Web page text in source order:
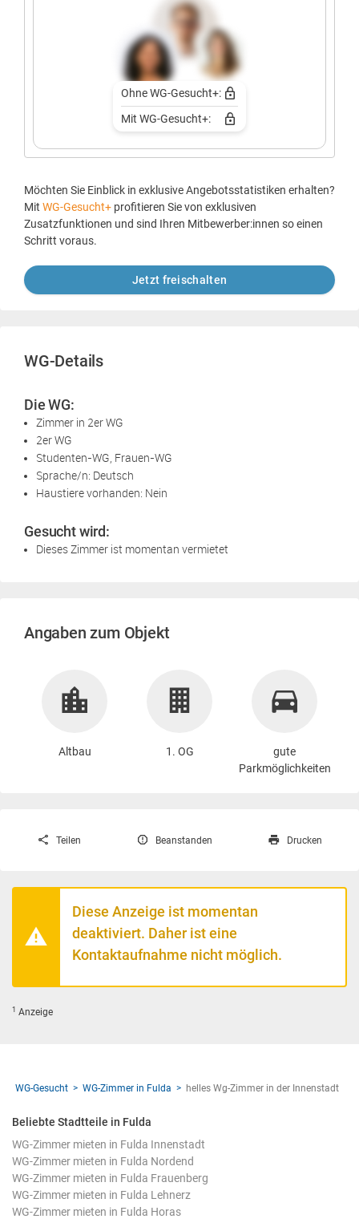
Ohne WG-Gesucht+:
Mit WG-Gesucht+:
Möchten Sie Einblick in exklusive Angebotsstatistiken erhalten?
Mit WG-Gesucht+ profitieren Sie von exklusiven
Zusatzfunktionen und sind Ihren Mitbewerber:innen so einen
Schritt voraus.
Jetzt freischalten
WG-Details
Die WG:
Zimmer in 2er WG
2er WG
Studenten-WG, Frauen-WG
Sprache/n: Deutsch
Haustiere vorhanden: Nein
Gesucht wird:
Dieses Zimmer ist momentan vermietet
Angaben zum Objekt
Altbau 1. OG
gute
Parkmöglichkeiten
Teilen Beanstanden Drucken
Diese Anzeige ist momentan
deaktiviert. Daher ist eine
Kontaktaufnahme nicht möglich.
1 Anzeige
WG-Gesucht WG-Zimmer in Fulda helles Wg-Zimmer in der Innenstadt
Beliebte Stadtteile in Fulda
WG-Zimmer mieten in Fulda Innenstadt
WG-Zimmer mieten in Fulda Nordend
WG-Zimmer mieten in Fulda Frauenberg
WG-Zimmer mieten in Fulda Lehnerz
WG-Zimmer mieten in Fulda Horas